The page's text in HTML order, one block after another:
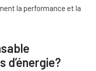
la performance et la